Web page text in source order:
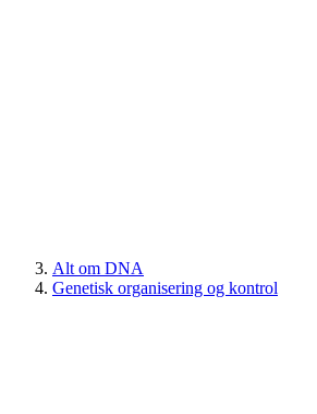
Alt om DNA
Genetisk organisering og kontrol